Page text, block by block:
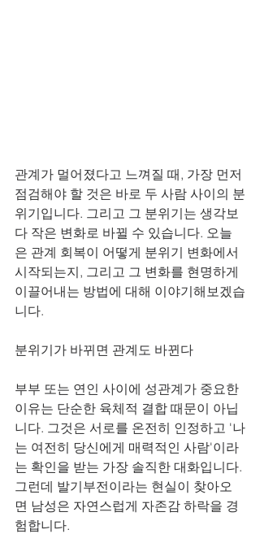
관계가 멀어졌다고 느껴질 때, 가장 먼저
점검해야 할 것은 바로 두 사람 사이의 분
위기입니다. 그리고 그 분위기는 생각보
다 작은 변화로 바뀔 수 있습니다. 오늘
은 관계 회복이 어떻게 분위기 변화에서
시작되는지, 그리고 그 변화를 현명하게
이끌어내는 방법에 대해 이야기해보겠습
니다.
분위기가 바뀌면 관계도 바뀐다
부부 또는 연인 사이에 성관계가 중요한
이유는 단순한 육체적 결합 때문이 아닙
니다. 그것은 서로를 온전히 인정하고 '나
는 여전히 당신에게 매력적인 사람'이라
는 확인을 받는 가장 솔직한 대화입니다.
그런데 발기부전이라는 현실이 찾아오
면 남성은 자연스럽게 자존감 하락을 경
험합니다.